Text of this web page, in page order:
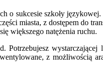
o sukcesie szkoły
miasta, z dostępem do
większego natężenia ruchu.
z możliwością